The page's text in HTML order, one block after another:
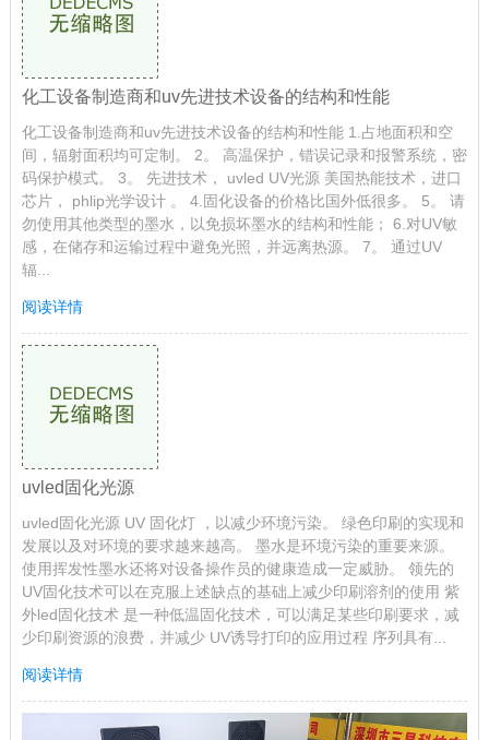
化工设备制造商和uv先进技术设备的结构和性能
化工设备制造商和uv先进技术设备的结构和性能 1.占地面积和空
间，辐射面积均可定制。 2。 高温保护，错误记录和报警系统，密
码保护模式。 3。 先进技术， uvled UV光源 美国热能技术，进口
芯片， phlip光学设计 。 4.固化设备的价格比国外低很多。 5。 请
勿使用其他类型的墨水，以免损坏墨水的结构和性能； 6.对UV敏
感，在储存和运输过程中避免光照，并远离热源。 7。 通过UV
辐...
阅读详情
uvled固化光源
uvled固化光源 UV 固化灯 ，以减少环境污染。 绿色印刷的实现和
发展以及对环境的要求越来越高。 墨水是环境污染的重要来源。
使用挥发性墨水还将对设备操作员的健康造成一定威胁。 领先的
UV固化技术可以在克服上述缺点的基础上减少印刷溶剂的使用 紫
外led固化技术 是一种低温固化技术，可以满足某些印刷要求，减
少印刷资源的浪费，并减少 UV诱导打印的应用过程 序列具有...
阅读详情